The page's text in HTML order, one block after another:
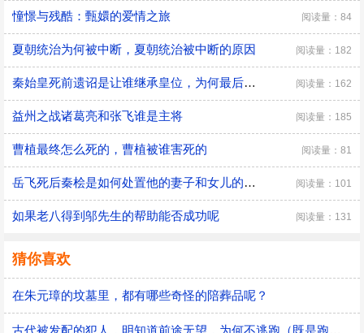
憧憬与残酷：甄嬛的爱情之旅 阅读量：84
夏朝统治为何被中断，夏朝统治被中断的原因 阅读量：182
秦始皇死前遗诏是让谁继承皇位，为何最后是胡亥继位 阅读量：162
益州之战诸葛亮和张飞谁是主将 阅读量：185
曹植最终怎么死的，曹植被谁害死的 阅读量：81
​岳飞死后秦桧是如何处置他的妻子和女儿的，秦桧怎么处置岳飞家人的 阅读量：101
如果老八得到邬先生的帮助能否成功呢 阅读量：131
猜你喜欢
在朱元璋的坟墓里，都有哪些奇怪的陪葬品呢？
古代被发配的犯人，明知道前途无望，为何不逃跑（既是跑不掉，也是不敢跑）